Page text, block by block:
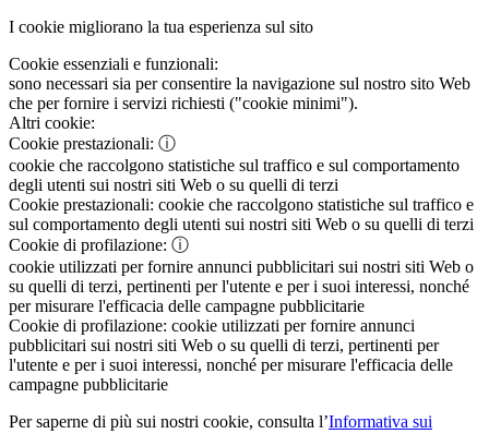
I cookie migliorano la tua esperienza sul sito
Cookie essenziali e funzionali:
sono necessari sia per consentire la navigazione sul nostro sito Web
che per fornire i servizi richiesti ("cookie minimi").
Altri cookie:
Cookie prestazionali: ⓘ
cookie che raccolgono statistiche sul traffico e sul comportamento
degli utenti sui nostri siti Web o su quelli di terzi
Cookie prestazionali: cookie che raccolgono statistiche sul traffico e
sul comportamento degli utenti sui nostri siti Web o su quelli di terzi
Cookie di profilazione: ⓘ
cookie utilizzati per fornire annunci pubblicitari sui nostri siti Web o
su quelli di terzi, pertinenti per l'utente e per i suoi interessi, nonché
per misurare l'efficacia delle campagne pubblicitarie
Cookie di profilazione: cookie utilizzati per fornire annunci
pubblicitari sui nostri siti Web o su quelli di terzi, pertinenti per
l'utente e per i suoi interessi, nonché per misurare l'efficacia delle
campagne pubblicitarie
Per saperne di più sui nostri cookie, consulta l’Informativa sui